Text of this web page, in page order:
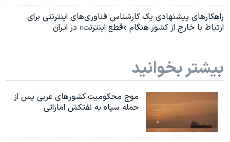
راهکارهای پیشنهادی یک کارشناس فناوری‌های اینترنتی برای
ارتباط با خارج از کشور هنگام «قطع اینترنت» در ایران
بیشتر بخوانید
موج محکومیت کشورهای عربی پس از
حمله سپاه به نفتکش اماراتی